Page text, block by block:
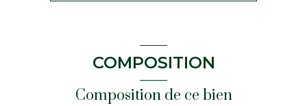
Chauffage individuel : radiateur (gaz)
COMPOSITION
Composition de ce bien